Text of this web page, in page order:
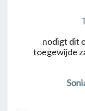
nodigt dit
toegewijde